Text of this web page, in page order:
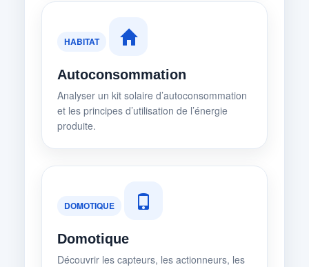
HABITAT
Autoconsommation
Analyser un kit solaire d’autoconsommation
et les principes d’utilisation de l’énergie
produite.
DOMOTIQUE
Domotique
Découvrir les capteurs, les actionneurs, les